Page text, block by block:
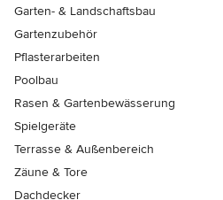
Garten- & Landschaftsbau
Gartenzubehör
Pflasterarbeiten
Poolbau
Rasen & Gartenbewässerung
Spielgeräte
Terrasse & Außenbereich
Zäune & Tore
Dachdecker